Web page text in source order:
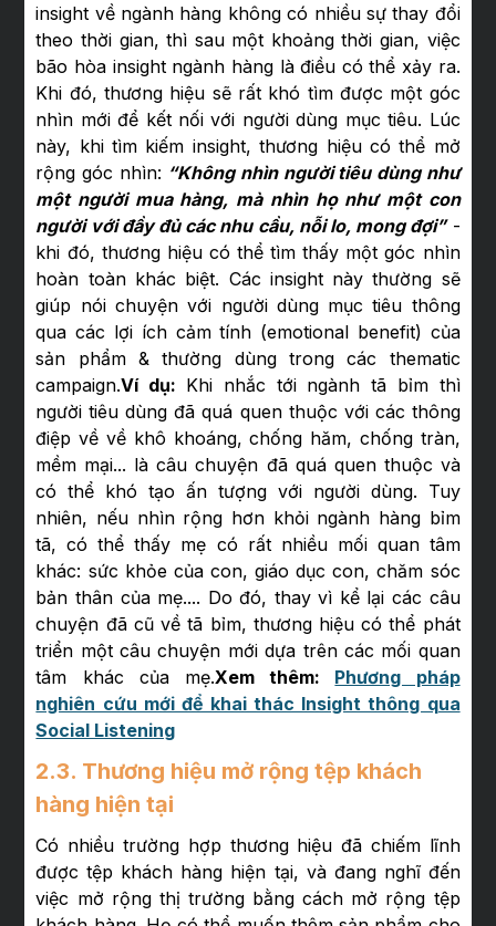
insight về ngành hàng không có nhiều sự thay đổi
theo thời gian, thì sau một khoảng thời gian, việc
bão hòa insight ngành hàng là điều có thể xảy ra.
Khi đó, thương hiệu sẽ rất khó tìm được một góc
nhìn mới để kết nối với người dùng mục tiêu. Lúc
này, khi tìm kiếm insight, thương hiệu có thể mở
rộng góc nhìn: “Không nhìn người tiêu dùng như
một người mua hàng, mà nhìn họ như một con
người với đầy đủ các nhu cầu, nỗi lo, mong đợi”-
khi đó, thương hiệu có thể tìm thấy một góc nhìn
hoàn toàn khác biệt. Các insight này thường sẽ
giúp nói chuyện với người dùng mục tiêu thông
qua các lợi ích cảm tính (emotional benefit) của
sản phẩm & thường dùng trong các thematic
campaign.Ví dụ: Khi nhắc tới ngành tã bỉm thì
người tiêu dùng đã quá quen thuộc với các thông
điệp về về khô khoáng, chống hăm, chống tràn,
mềm mại... là câu chuyện đã quá quen thuộc và
có thể khó tạo ấn tượng với người dùng. Tuy
nhiên, nếu nhìn rộng hơn khỏi ngành hàng bỉm
tã, có thể thấy mẹ có rất nhiều mối quan tâm
khác: sức khỏe của con, giáo dục con, chăm sóc
bản thân của mẹ.... Do đó, thay vì kể lại các câu
chuyện đã cũ về tã bỉm, thương hiệu có thể phát
triển một câu chuyện mới dựa trên các mối quan
tâm khác của mẹ.Xem thêm: Phương pháp
nghiên cứu mới để khai thác Insight thông qua
Social Listening
2.3. Thương hiệu mở rộng tệp khách
hàng hiện tại
Có nhiều trường hợp thương hiệu đã chiếm lĩnh
được tệp khách hàng hiện tại, và đang nghĩ đến
việc mở rộng thị trường bằng cách mở rộng tệp